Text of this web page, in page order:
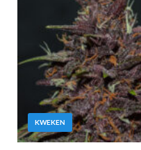
KWEKEN